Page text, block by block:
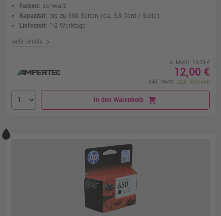
Farben: schwarz
Kapazität: bis zu 360 Seiten (ca. 3,3 Cent / Seite)
Lieferzeit: 1-2 Werktage
mehr Details chevron_right
o. MwSt. 10,08 €
12,00 €
inkl. MwSt. zzgl. Versand
In den Warenkorb shopping_cart